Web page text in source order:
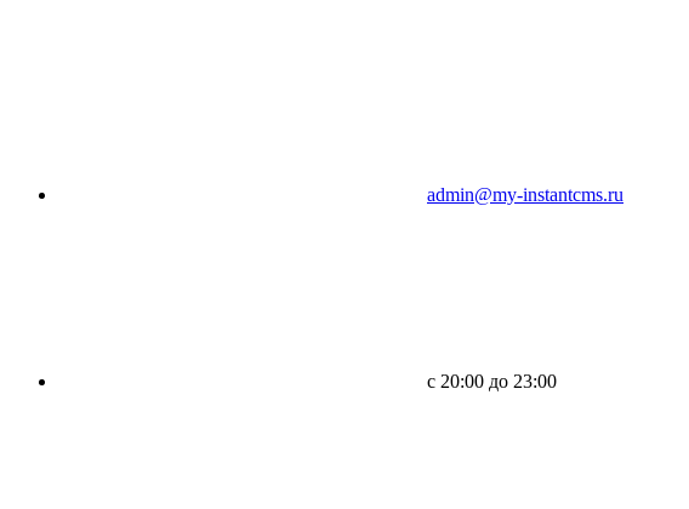
admin@my-instantcms.ru
c 20:00 до 23:00